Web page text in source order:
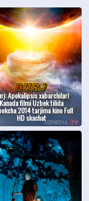
Apokalipsis xabarchilari
filmi Uzbek tilida
2014 tarjima kino Full
HD skachat